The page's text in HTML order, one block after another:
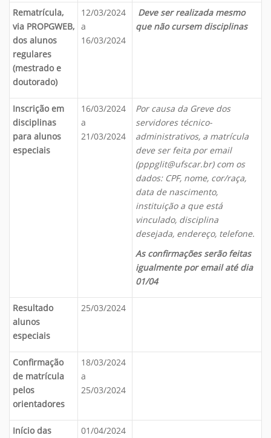
Rematrícula,
via PROPGWEB,
dos alunos
regulares
(mestrado e
doutorado)
12/03/2024
a
16/03/2024
Deve ser realizada mesmo
que não cursem disciplinas
Inscrição em
disciplinas
para alunos
especiais
16/03/2024
a
21/03/2024
Por causa da Greve dos
servidores técnico-
administrativos, a matrícula
deve ser feita por email
(pppglit@ufscar.br) com os
dados: CPF, nome, cor/raça,
data de nascimento,
instituição a que está
vinculado, disciplina
desejada, endereço, telefone.
As confirmações serão feitas
igualmente por email até dia
01/04
Resultado
alunos
especiais
25/03/2024
Confirmação
de matrícula
pelos
orientadores
18/03/2024
a
25/03/2024
Início das
01/04/2024